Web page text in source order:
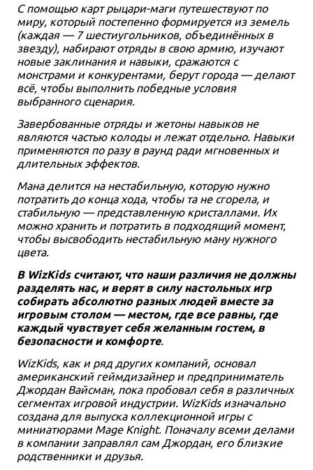
С помощью карт рыцари-маги путешествуют по
миру, который постепенно формируется из земель
(каждая — 7 шестиугольников, объединённых в
звезду), набирают отряды в свою армию, изучают
новые заклинания и навыки, сражаются с
монстрами и конкурентами, берут города — делают
всё, чтобы выполнить победные условия
выбранного сценария.
Завербованные отряды и жетоны навыков не
являются частью колоды и лежат отдельно. Навыки
применяются по разу в раунд ради мгновенных и
длительных эффектов.
Мана делится на нестабильную, которую нужно
потратить до конца хода, чтобы та не сгорела, и
стабильную — представленную кристаллами. Их
можно хранить и потратить в подходящий момент,
чтобы высвободить нестабильную ману нужного
цвета.
В WizKids считают, что наши различия не должны
разделять нас, и верят в силу настольных игр
собирать абсолютно разных людей вместе за
игровым столом — местом, где все равны, где
каждый чувствует себя желанным гостем, в
безопасности и комфорте.
WizKids, как и ряд других компаний, основал
американский геймдизайнер и предприниматель
Джордан Вайсман, пока пробовал себя в различных
сегментах игровой индустрии. WizKids изначально
создана для выпуска коллекционной игры с
миниатюрами Mage Knight. Поначалу всеми делами
в компании заправлял сам Джордан, его близкие
родственники и друзья.